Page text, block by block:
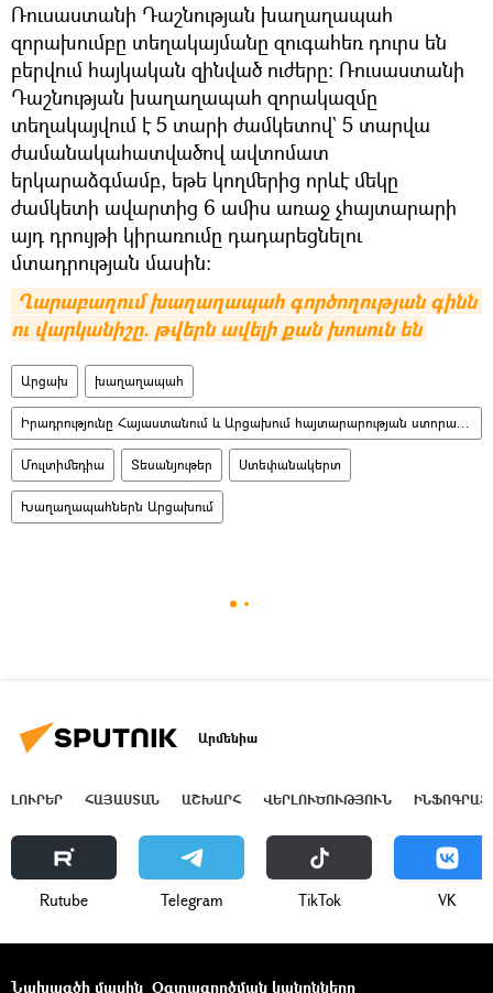
Ռուսաստանի Դաշնության խաղաղապահ
զորախումբը տեղակայմանը զուգահեռ դուրս են
բերվում հայկական զինված ուժերը։ Ռուսաստանի
Դաշնության խաղաղապահ զորակազմը
տեղակայվում է 5 տարի ժամկետով` 5 տարվա
ժամանակահատվածով ավտոմատ
երկարաձգմամբ, եթե կողմերից որևէ մեկը
ժամկետի ավարտից 6 ամիս առաջ չհայտարարի
այդ դրույթի կիրառումը դադարեցնելու
մտադրության մասին:
Ղարաբաղում խաղաղապահ գործողության գինն
ու վարկանիշը. թվերն ավելի քան խոսուն են
Արցախ խաղաղապահ
Իրադրությունը Հայաստանում և Արցախում հայտարարության ստորագրումից հետո
Մուլտիմեդիա Տեսանյութեր Ստեփանակերտ
Խաղաղապահներն Արցախում
Արմենիա
ԼՈՒՐԵՐ ՀԱՅԱՍՏԱՆ ԱՇԽԱՐՀ ՎԵՐԼՈՒԾՈՒԹՅՈՒՆ
Rutube Telegram ТikТоk VK
Նախագծի մասին Օգտագործման կանոնները